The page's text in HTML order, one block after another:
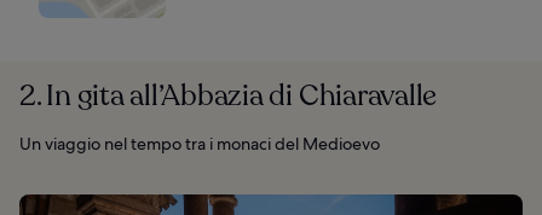
2. In gita all’Abbazia di Chiaravalle
Un viaggio nel tempo tra i monaci del Medioevo